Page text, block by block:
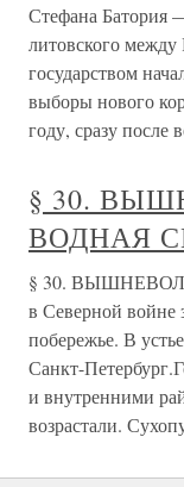
Стефана Батория
литовского
государством
выборы нового
году, сразу после
§ 30.
ВОДНАЯ
§ 30.
в Северной войне
побережье. В
Санкт-
и внутренними
возрастали.